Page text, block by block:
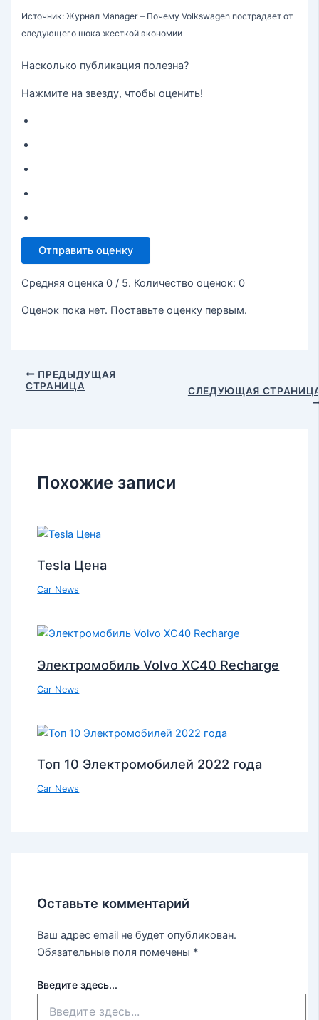
Источник: Журнал Manager – Почему Volkswagen пострадает от
следующего шока жесткой экономии
Насколько публикация полезна?
Нажмите на звезду, чтобы оценить!
Отправить оценку
Средняя оценка 0 / 5. Количество оценок: 0
Оценок пока нет. Поставьте оценку первым.
ПРЕДЫДУЩАЯ
СТРАНИЦА
СЛЕДУЮЩАЯ
Похожие записи
Tesla Цена
Car News
Электромобиль Volvo XC40 Recharge
Car News
Топ 10 Электромобилей 2022 года
Car News
Оставьте комментарий
Ваш адрес email не будет опубликован.
Обязательные поля помечены *
Введите здесь...